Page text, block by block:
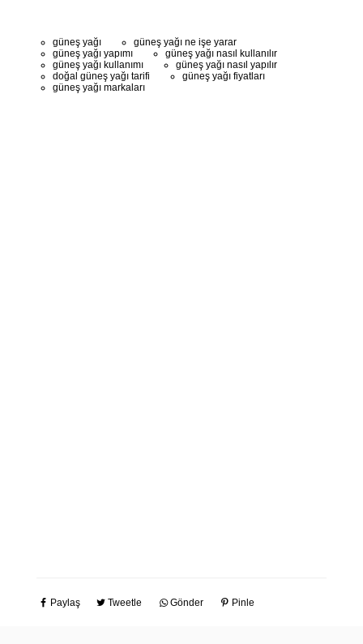
güneş yağı
güneş yağı ne işe yarar
güneş yağı yapımı
güneş yağı nasıl kullanılır
güneş yağı kullanımı
güneş yağı nasıl yapılır
doğal güneş yağı tarifi
güneş yağı fiyatları
güneş yağı markaları
Paylaş Tweetle Gönder Pinle